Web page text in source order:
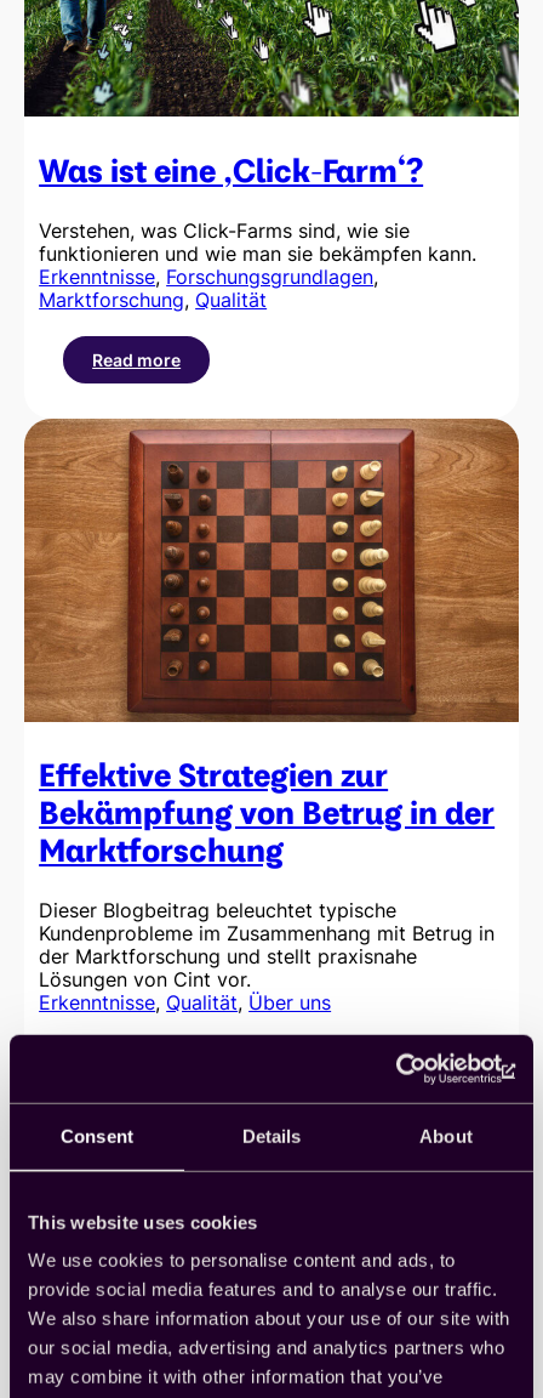
Consent Details About
This website uses cookies
We use cookies to personalise content and ads, to
provide social media features and to analyse our traffic.
We also share information about your use of our site with
our social media, advertising and analytics partners who
may combine it with other information that you’ve
Was ist eine ‚Click-Farm‘?
Verstehen, was Click-Farms sind, wie sie
funktionieren und wie man sie bekämpfen kann.
Erkenntnisse, Forschungsgrundlagen
Marktforschung, Qualität
Read more
:
ist
eine
‚Click-
Farm‘?
Effektive Strategien zur
Bekämpfung von Betrug in der
Marktforschung
Dieser Blogbeitrag beleuchtet typische
Kundenprobleme im Zusammenhang mit Betrug in
der Marktforschung und stellt praxisnahe
Lösungen von Cint vor.
Erkenntnisse, Qualität, Über uns
Bekämpfung
in
der
Marktforschung